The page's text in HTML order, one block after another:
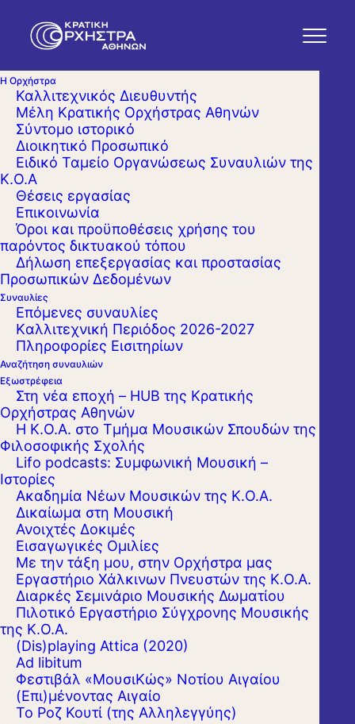
Η Ορχήστρα
Καλλιτεχνικός Διευθυντής
Μέλη Κρατικής Ορχήστρας Αθηνών
Σύντομο ιστορικό
Διοικητικό Προσωπικό
Ειδικό Ταμείο Οργανώσεως Συναυλιών της
Κ.Ο.Α
Θέσεις εργασίας
Επικοινωνία
Όροι και προϋποθέσεις χρήσης του
παρόντος δικτυακού τόπου
Δήλωση επεξεργασίας και προστασίας
Προσωπικών Δεδομένων
Συναυλίες
Επόμενες συναυλίες
Kαλλιτεχνική Περιόδος 2026-2027
Πληροφορίες Εισιτηρίων
Αναζήτηση συναυλιών
Εξωστρέφεια
Στη νέα εποχή – HUB της Κρατικής
Ορχήστρας Αθηνών
Η Κ.Ο.Α. στο Τμήμα Μουσικών Σπουδών της
Φιλοσοφικής Σχολής
Lifo podcasts: Συμφωνική Μουσική –
Ιστορίες
Ακαδημία Νέων Μουσικών της Κ.Ο.Α.
Δικαίωμα στη Μουσική
Ανοιχτές Δοκιμές
Εισαγωγικές Ομιλίες
Με την τάξη μου, στην Ορχήστρα μας
Εργαστήριo Χάλκινων Πνευστών της Κ.Ο.Α.
Διαρκές Σεμινάριο Μουσικής Δωματίου
Πιλοτικό Εργαστήριο Σύγχρονης Μουσικής
της Κ.Ο.Α.
(Dis)playing Attica (2020)
Ad libitum
Φεστιβάλ «ΜουσιΚώς» Νοτίου Αιγαίου
(Επι)μένοντας Αιγαίο
Το Ροζ Κουτί (της Αλληλεγγύης)